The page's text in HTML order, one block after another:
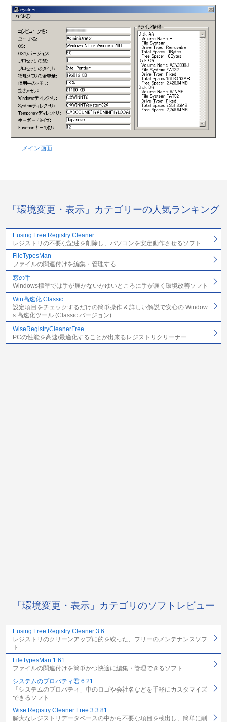
メイン画面
「環境変更・表示」カテゴリーの人気ランキング
Eusing Free Registry Cleaner
レジストリの不要な記述を削除し、パソコンを安定動作させるソフト
FileTypesMan
ファイルの関連付けを編集・管理する
窓の手
Windows標準では手が届かないかゆいところに手が届く環境改善ソフト
Win高速化 Classic
設定項目をチェックするだけの簡単操作 & 詳しい解説で安心の Window
s 高速化ツール (Classic バージョン)
WiseRegistryCleanerFree
PCの性能を高速/最適化することが出来るレジストリクリーナー
「環境変更・表示」カテゴリのソフトレビュー
Eusing Free Registry Cleaner 3.6
レジストリのクリーンアップに的を絞った、フリーのメンテナンスソフ
ト
FileTypesMan 1.61
ファイルの関連付けを簡単かつ快適に編集・管理できるソフト
システムのプロパティ君 6.21
「システムのプロパティ」中のロゴや会社名などを手軽にカスタマイズ
できるソフト
Wise Registry Cleaner Free 3 3.81
膨大なレジストリデータベースの中から不要な項目を検出し、簡単に削